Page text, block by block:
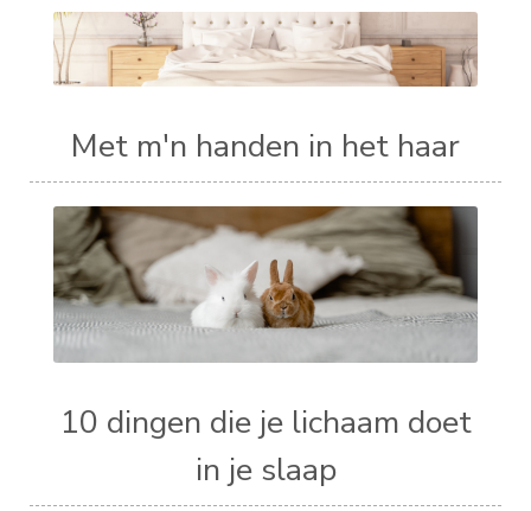
Met m'n handen in het haar
10 dingen die je lichaam doet
in je slaap